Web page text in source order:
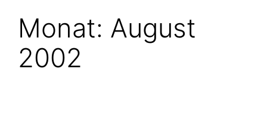
Monat: August
2002